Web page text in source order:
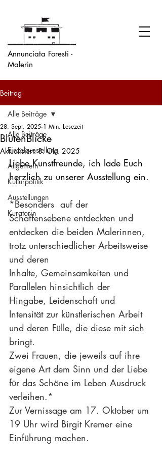
Annunciata Foresti -
Malerin
Beitrag
Alle Beiträge
Einzelausstellung
Allgemein
Kulturpolitik
Ausstellungen
Kuratorin
Alle Beiträge
BlütenBlicke
28. Sept. 2025 1 Min. Lesezeit
Aktualisiert:8. Okt. 2025
Liebe Kunstfreunde, ich lade Euch
herzlich zu unserer Ausstellung ein.
*Besonders  auf der
Schaffensebene entdeckten und
entdecken die beiden Malerinnen,
trotz unterschiedlicher Arbeitsweise
und deren
Inhalte, Gemeinsamkeiten und
Parallelen hinsichtlich der
Hingabe, Leidenschaft und
Intensität zur künstlerischen Arbeit
und deren Fülle, die diese mit sich
bringt.
Zwei Frauen, die jeweils auf ihre
eigene Art dem Sinn und der Liebe
für das Schöne im Leben Ausdruck
verleihen.*
Zur Vernissage am 17. Oktober um
19 Uhr wird Birgit Kremer eine
Einführung machen.